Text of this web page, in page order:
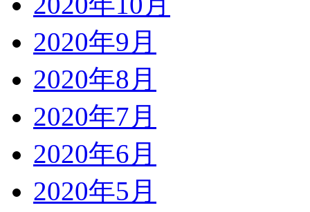
2020年9月
2020年8月
2020年7月
2020年6月
2020年5月